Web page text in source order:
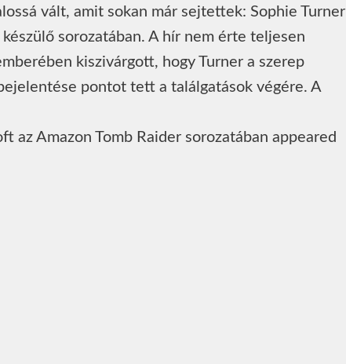
vált, amit sokan már sejtettek: Sophie Turner
sorozatában. A hír nem érte teljesen
kiszivárgott, hogy Turner a szerep
pontot tett a találgatások végére. A
az Amazon Tomb Raider sorozatában appeared